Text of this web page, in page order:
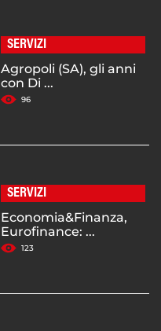
SERVIZI
Agropoli (SA), gli anni
con Di ...
96
SERVIZI
Economia&Finanza,
Eurofinance: ...
123